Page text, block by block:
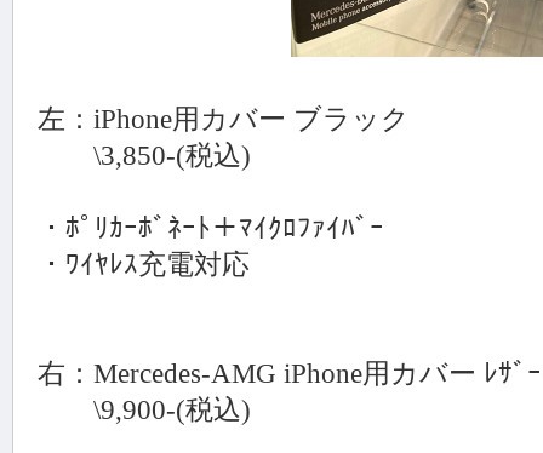
左：iPhone用カバー ブラック
\3,850-(税込)
・ﾎﾟﾘｶｰﾎﾞﾈｰﾄ＋ﾏｲｸﾛﾌｧｲﾊﾞｰ
・ﾜｲﾔﾚｽ充電対応
右：Mercedes-AMG iPhone用カバー ﾚｻﾞ
\9,900-(税込)